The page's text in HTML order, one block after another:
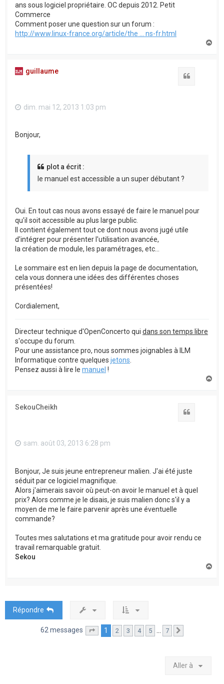
ans sous logiciel propriétaire. OC depuis 2012. Petit
Commerce
Comment poser une question sur un forum :
http://www.linux-france.org/article/the ... ns-fr.html
guillaume
dim. mai 12, 2013 1:03 pm
Bonjour,
plot a écrit :
le manuel est accessible a un super débutant ?
Oui. En tout cas nous avons essayé de faire le manuel pour
qu'il soit accessible au plus large public.
Il contient également tout ce dont nous avons jugé utile
d'intégrer pour présenter l'utilisation avancée,
la création de module, les paramétrages, etc...
Le sommaire est en lien depuis la page de documentation,
cela vous donnera une idées des différentes choses
présentées!
Cordialement,
Directeur technique d'OpenConcerto qui dans son temps libre
s'occupe du forum.
Pour une assistance pro, nous sommes joignables à ILM
Informatique contre quelques jetons
Pensez aussi à lire le manuel !
SekouCheikh
sam. août 03, 2013 6:28 pm
Bonjour, Je suis jeune entrepreneur malien. J'ai été juste
séduit par ce logiciel magnifique.
Alors j'aimerais savoir où peut-on avoir le manuel et à quel
prix? Alors comme je le disais, je suis malien donc s'il y a
moyen de me le faire parvenir après une éventuelle
commande?
Toutes mes salutations et ma gratitude pour avoir rendu ce
travail remarquable gratuit.
Sekou
Répondre
62 messages Page sur7
1 2 3 4 5 7
Aller à